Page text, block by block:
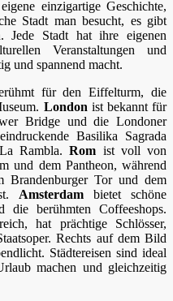
einzigartige Geschichte,
Stadt man besucht, es gibt
Jede Stadt hat ihre eigenen
Veranstaltungen und
und spannend macht.
für den Eiffelturm, die
London ist bekannt für
Bridge und die Londoner
Basilika Sagrada
Rambla.Rom ist voll von
und dem Pantheon, während
Brandenburger Tor und dem
Amsterdam bietet schöne
die berühmten Coffeeshops.
hat prächtige Schlösser,
Rechts auf dem Bild
Städtereisen sind ideal
machen und gleichzeitig